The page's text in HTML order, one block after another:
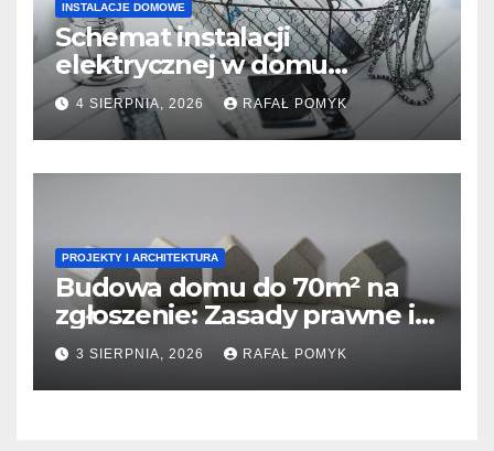
INSTALACJE DOMOWE
Schemat instalacji
elektrycznej w domu
jednorodzinnym: Co musi
wiedzieć inwestor o projekcie
i uziemieniu.
4 SIERPNIA, 2026 RAFAŁ POMYK
PROJEKTY I ARCHITEKTURA
Budowa domu do 70m² na
zgłoszenie: Zasady prawne i
co musisz wiedzieć o
nadzorze kierownika
budowy.
3 SIERPNIA, 2026 RAFAŁ POMYK